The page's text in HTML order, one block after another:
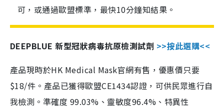
可，或通過歐盟標準，最快10分鐘知結果。
DEEPBLUE 新型冠狀病毒抗原檢測試劑 >>按此選購<<
產品現時於HK Medical Mask官網有售，優惠價只要
$18/件。產品已獲得歐盟CE1434認證，可供民眾進行自
我檢測。準確度 99.03%、靈敏度96.4%、特異性